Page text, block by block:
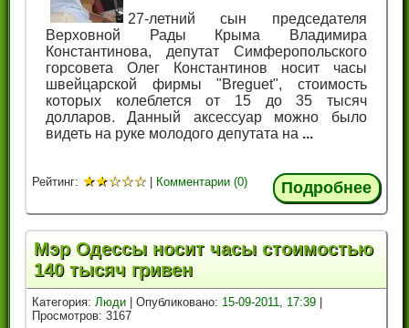
27-летний сын председателя
Верховной Рады Крыма Владимира
Константинова, депутат Симферопольского
горсовета Олег Константинов носит часы
швейцарской фирмы "Breguet", стоимость
которых колеблется от 15 до 35 тысяч
долларов. Данный аксессуар можно было
видеть на руке молодого депутата на ...
Рейтинг: ★★☆☆☆ Комментарии (0) Подробнее
Мэр Одессы носит часы стоимостью
140 тысяч гривен
Категория: Люди | Опубликовано: 15-09-2011, 17:39
Просмотров: 3167